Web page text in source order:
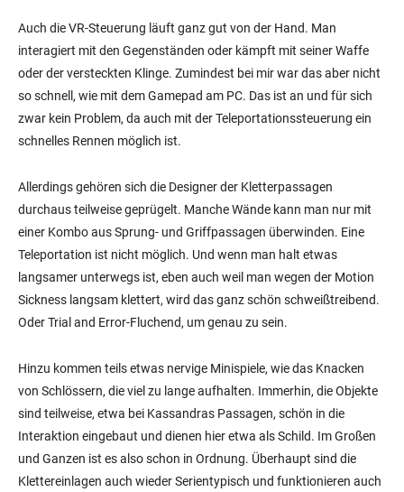
Auch die VR-Steuerung läuft ganz gut von der Hand. Man
interagiert mit den Gegenständen oder kämpft mit seiner Waffe
oder der versteckten Klinge. Zumindest bei mir war das aber nicht
so schnell, wie mit dem Gamepad am PC. Das ist an und für sich
zwar kein Problem, da auch mit der Teleportationssteuerung ein
schnelles Rennen möglich ist.
Allerdings gehören sich die Designer der Kletterpassagen
durchaus teilweise geprügelt. Manche Wände kann man nur mit
einer Kombo aus Sprung- und Griffpassagen überwinden. Eine
Teleportation ist nicht möglich. Und wenn man halt etwas
langsamer unterwegs ist, eben auch weil man wegen der Motion
Sickness langsam klettert, wird das ganz schön schweißtreibend.
Oder Trial and Error-Fluchend, um genau zu sein.
Hinzu kommen teils etwas nervige Minispiele, wie das Knacken
von Schlössern, die viel zu lange aufhalten. Immerhin, die Objekte
sind teilweise, etwa bei Kassandras Passagen, schön in die
Interaktion eingebaut und dienen hier etwa als Schild. Im Großen
und Ganzen ist es also schon in Ordnung. Überhaupt sind die
Klettereinlagen auch wieder Serientypisch und funktionieren auch